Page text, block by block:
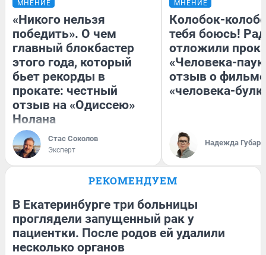
МНЕНИЕ
«Никого нельзя
победить». О чем
главный блокбастер
этого года, который
бьет рекорды в
прокате: честный
отзыв на «Одиссею»
Нолана
Стас Соколов
Эксперт
МНЕНИЕ
Колобок-
тебя боюсь!
отложили
«Человека-
отзыв о
«человека-
Надежда Губарь
РЕКОМЕНДУЕМ
В Екатеринбурге три больницы
проглядели запущенный рак у
пациентки. После родов ей удалили
несколько органов